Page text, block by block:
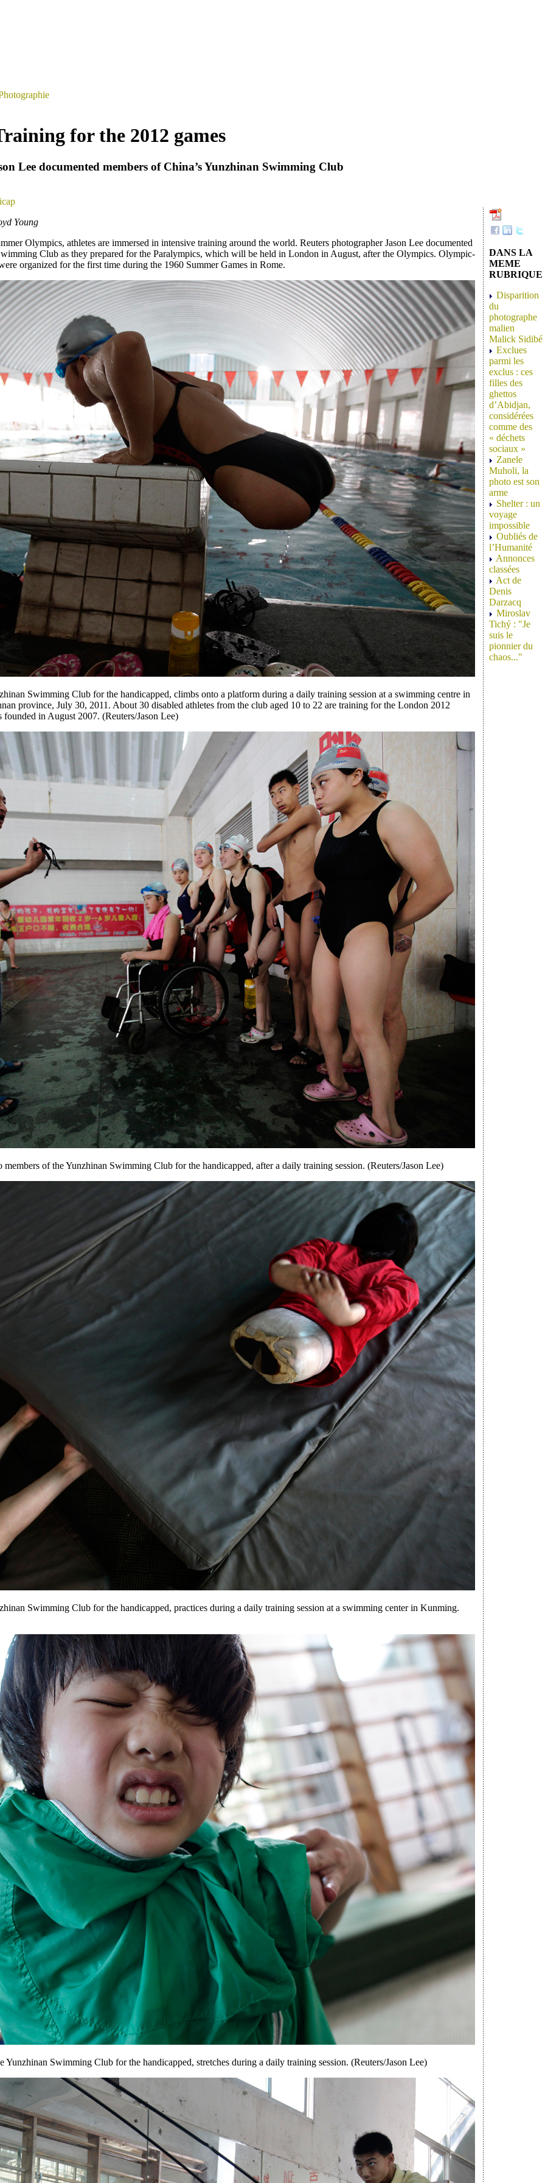
for the 2012 games
Lee documented members of China’s Yunzhinan Swimming Club
Young
Olympics, athletes are immersed in intensive training around the world. Reuters photographer Jason Lee documented
Club as they prepared for the Paralympics, which will be held in London in August, after the Olympics. Olympic-
organized for the first time during the 1960 Summer Games in Rome.
Swimming Club for the handicapped, climbs onto a platform during a daily training session at a swimming centre in
province, July 30, 2011. About 30 disabled athletes from the club aged 10 to 22 are training for the London 2012
in August 2007. (Reuters/Jason Lee)
of the Yunzhinan Swimming Club for the handicapped, after a daily training session. (Reuters/Jason Lee)
Swimming Club for the handicapped, practices during a daily training session at a swimming center in Kunming.
Yunzhinan Swimming Club for the handicapped, stretches during a daily training session. (Reuters/Jason Lee)
DANS LA
MEME
RUBRIQUE
Disparition
du
photographe
malien
Malick Sidibé
Exclues
parmi les
exclus : ces
filles des
ghettos
d’Abidjan,
considérées
comme des
« déchets
sociaux »
Zanele
Muholi, la
photo est son
arme
Shelter : un
voyage
impossible
Oubliés de
l’Humanité
Annonces
classées
Act de
Denis
Darzacq
Miroslav
Tichý : "Je
suis le
pionnier du
chaos..."